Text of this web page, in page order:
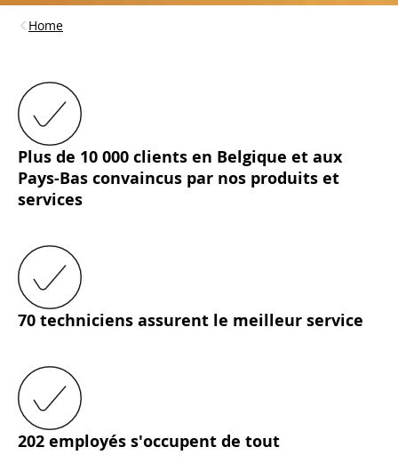
Home
Plus de 10 000 clients en Belgique et aux
Pays-Bas convaincus par nos produits et
services
70 techniciens assurent le meilleur service
202 employés s'occupent de tout